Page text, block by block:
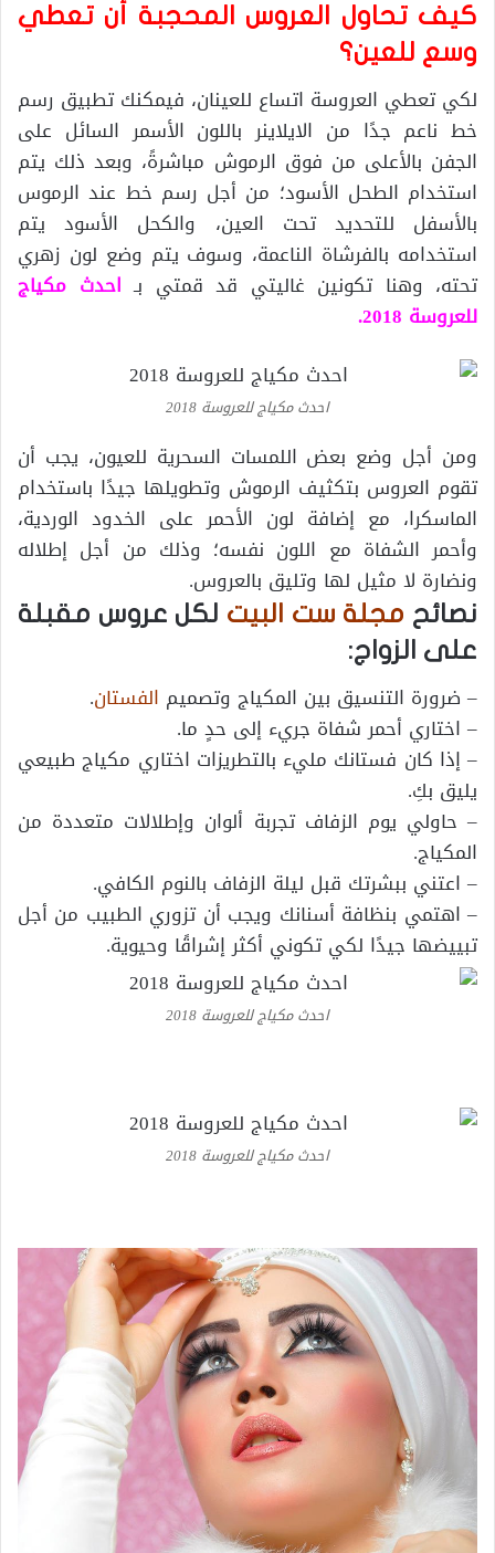
كيف تحاول العروس المحجبة أن تعطي
وسع للعين؟
لكي تعطي العروسة اتساع للعينان، فيمكنك تطبيق رسم
خط ناعم جدًا من الايلاينر باللون الأسمر السائل على
الجفن بالأعلى من فوق الرموش مباشرةً، وبعد ذلك يتم
استخدام الطحل الأسود؛ من أجل رسم خط عند الرموس
بالأسفل للتحديد تحت العين، والكحل الأسود يتم
استخدامه بالفرشاة الناعمة، وسوف يتم وضع لون زهري
تحته، وهنا تكونين غاليتي قد قمتي بـاحدث مكياج
للعروسة 2018.
احدث مكياج للعروسة 2018
ومن أجل وضع بعض اللمسات السحرية للعيون، يجب أن
تقوم العروس بتكثيف الرموش وتطويلها جيدًا باستخدام
الماسكرا، مع إضافة لون الأحمر على الخدود الوردية،
وأحمر الشفاة مع اللون نفسه؛ وذلك من أجل إطلاله
ونضارة لا مثيل لها وتليق بالعروس.
نصائح مجلة ست البيت لكل عروس مقبلة
على الزواج:
– ضرورة التنسيق بين المكياج وتصميم الفستان.
– اختاري أحمر شفاة جريء إلى حدٍ ما.
– إذا كان فستانك مليء بالتطريزات اختاري مكياج طبيعي
يليق بكِ.
– حاولي يوم الزفاف تجربة ألوان وإطلالات متعددة من
المكياج.
– اعتني ببشرتك قبل ليلة الزفاف بالنوم الكافي.
– اهتمي بنظافة أسنانك ويجب أن تزوري الطبيب من أجل
تبييضها جيدًا لكي تكوني أكثر إشراقًا وحيوية.
احدث مكياج للعروسة 2018
احدث مكياج للعروسة 2018